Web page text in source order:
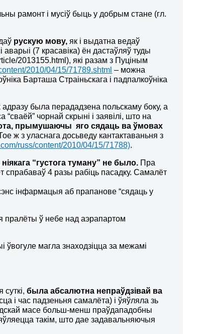
рамонт і мусіў быць у добрым стане (гл.
рускую мову, як і выдатна ведаў
(7 красавіка) ён дастаўляў туды
2013155.html), які разам з Пуціным
2010/04/15/71789.shtml – можна
Барташа Страіньскага і падпалкоўніка
была перададзена польскаму боку, а
чорнай скрыні і заявілі, што на
прымушаючы яго сядаць ва ўмовах
ж з уласнага досьведу кантактаваньня з
russ/content/2010/04/15/71788).
ніякага “густога туману” не было. Пра
спрабаваў 4 разы рабіць пасадку. Самалёт
інфармацыя аб прапанове “сядаць у
пралёты ў небе над аэрапартом
магла знаходзіцца за межамі
суткі,была абсалютна непраўдзівай ва
і час падзеньня самалёта) і ўяўляла зь
масе больш-менш праўдападобны
такім, што дае задавальняючыя